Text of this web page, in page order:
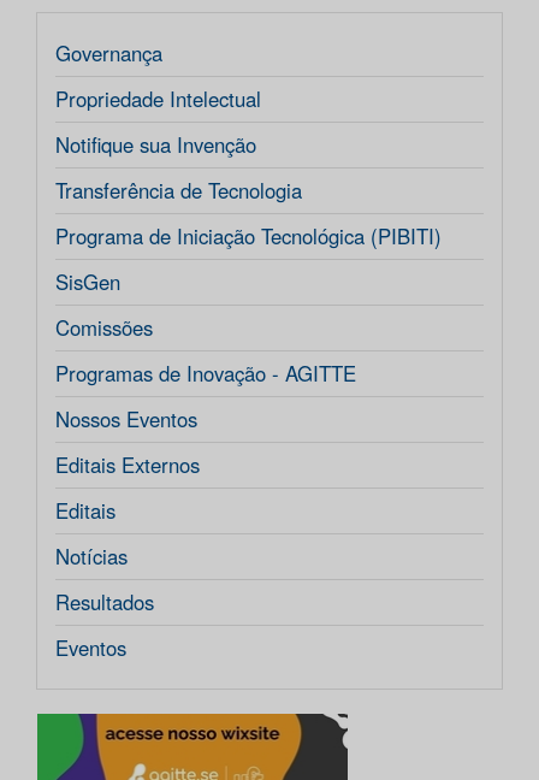
Governança
Propriedade Intelectual
Notifique sua Invenção
Transferência de Tecnologia
Programa de Iniciação Tecnológica (PIBITI)
SisGen
Comissões
Programas de Inovação - AGITTE
Nossos Eventos
Editais Externos
Editais
Notícias
Resultados
Eventos